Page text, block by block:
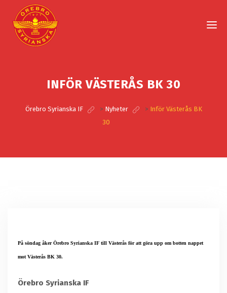
INFÖR VÄSTERÅS BK 30
Örebro Syrianska IF > Nyheter > Inför Västerås BK
30
På söndag åker Örebro Syrianska IF till Västerås för att göra upp om botten nappet
mot Västerås BK 30.
Örebro Syrianska IF